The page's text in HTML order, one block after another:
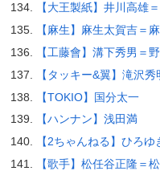
【大王製紙】井川高雄
【麻生】麻生太賀吉＝
【工藤會】溝下秀男＝
【タッキー&翼】滝沢秀
【TOKIO】国分太一
【ハンナン】浅田満
【2ちゃんねる】ひろゆ
【歌手】松任谷正隆＝